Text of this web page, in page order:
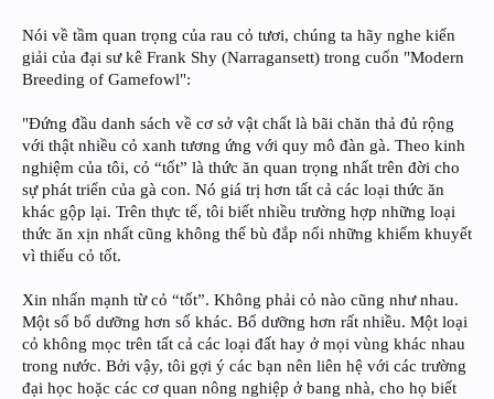
Nói về tầm quan trọng của rau cỏ tươi, chúng ta hãy nghe kiến
giải của đại sư kê Frank Shy (Narragansett) trong cuốn "Modern
Breeding of Gamefowl":
"Đứng đầu danh sách về cơ sở vật chất là bãi chăn thả đủ rộng
với thật nhiều cỏ xanh tương ứng với quy mô đàn gà. Theo kinh
nghiệm của tôi, cỏ “tốt” là thức ăn quan trọng nhất trên đời cho
sự phát triển của gà con. Nó giá trị hơn tất cả các loại thức ăn
khác gộp lại. Trên thực tế, tôi biết nhiều trường hợp những loại
thức ăn xịn nhất cũng không thể bù đắp nổi những khiếm khuyết
vì thiếu cỏ tốt.
Xin nhấn mạnh từ cỏ “tốt”. Không phải cỏ nào cũng như nhau.
Một số bổ dưỡng hơn số khác. Bổ dưỡng hơn rất nhiều. Một loại
cỏ không mọc trên tất cả các loại đất hay ở mọi vùng khác nhau
trong nước. Bởi vậy, tôi gợi ý các bạn nên liên hệ với các trường
đại học hoặc các cơ quan nông nghiệp ở bang nhà, cho họ biết